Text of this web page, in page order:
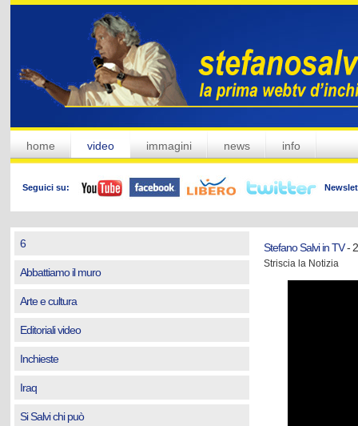
home video immagini news info
Seguici su:
6
Abbattiamo il muro
Arte e cultura
Editoriali video
Inchieste
Iraq
Si Salvi chi può
Stefano Salvi in TV-
Striscia la Notizia